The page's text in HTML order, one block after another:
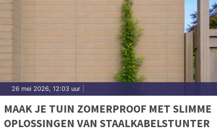
26 mei 2026, 12:03 uur
MAAK JE TUIN ZOMERPROOF MET SLIMME
OPLOSSINGEN VAN STAALKABELSTUNTER